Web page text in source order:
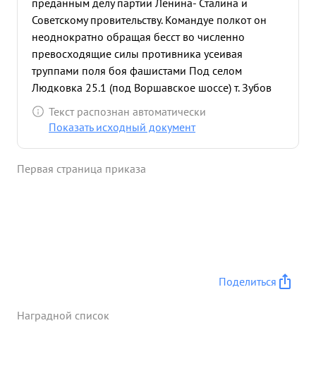
преданным делу партии Ленина- Сталина и
Советскому провительству. Командуе полкот он
неоднократно обращая бесст во численно
превосходящие силы противника усеивая
труппами поля боя фашистами Под селом
Людковка 25.1 (под Воршавское шоссе) т. Зубов
Лично учавствуя на передовой Линии боя, к где
проявил исклю что льное мужество и отвагу
фашистской артии. В результате чего частью полка
Текст распознан автоматически
Показать исходный документ
Первая страница приказа
Поделиться
Наградной список